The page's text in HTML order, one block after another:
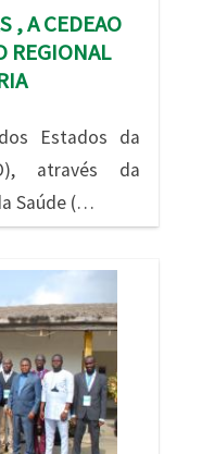
, A CEDEAO
REGIONAL
Estados da
através da
Saúde (…